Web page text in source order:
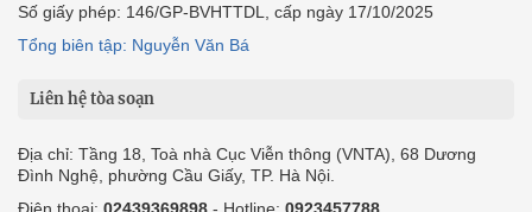
Số giấy phép: 146/GP-BVHTTDL, cấp ngày 17/10/2025
Tổng biên tập: Nguyễn Văn Bá
Liên hệ tòa soạn
Địa chỉ: Tầng 18, Toà nhà Cục Viễn thông (VNTA), 68 Dương
Đình Nghệ, phường Cầu Giấy, TP. Hà Nội.